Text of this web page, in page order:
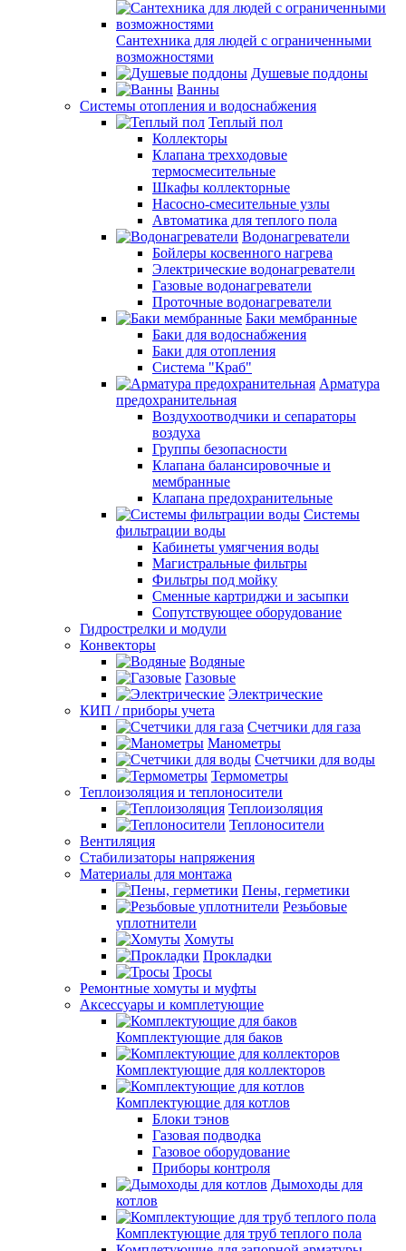
Сантехника для людей с ограниченными
возможностями
Душевые поддоны
Ванны
Системы отопления и водоснабжения
Теплый пол
Коллекторы
Клапана трехходовые
термосмесительные
Шкафы коллекторные
Насосно-смесительные узлы
Автоматика для теплого пола
Водонагреватели
Бойлеры косвенного нагрева
Электрические водонагреватели
Газовые водонагреватели
Проточные водонагреватели
Баки мембранные
Баки для водоснабжения
Баки для отопления
Система "Краб"
Арматура
предохранительная
Воздухоотводчики и сепараторы
воздуха
Группы безопасности
Клапана балансировочные и
мембранные
Клапана предохранительные
Системы
фильтрации воды
Кабинеты умягчения воды
Магистральные фильтры
Фильтры под мойку
Сменные картриджи и засыпки
Сопутствующее оборудование
Гидрострелки и модули
Конвекторы
Водяные
Газовые
Электрические
КИП / приборы учета
Счетчики для газа
Манометры
Счетчики для воды
Термометры
Теплоизоляция и теплоносители
Теплоизоляция
Теплоносители
Вентиляция
Стабилизаторы напряжения
Материалы для монтажа
Пены, герметики
Резьбовые
уплотнители
Хомуты
Прокладки
Тросы
Ремонтные хомуты и муфты
Аксессуары и комплетующие
Комплектующие для баков
Комплектующие для коллекторов
Комплектующие для котлов
Блоки тэнов
Газовая подводка
Газовое оборудование
Приборы контроля
Дымоходы для
котлов
Комплектующие для труб теплого пола